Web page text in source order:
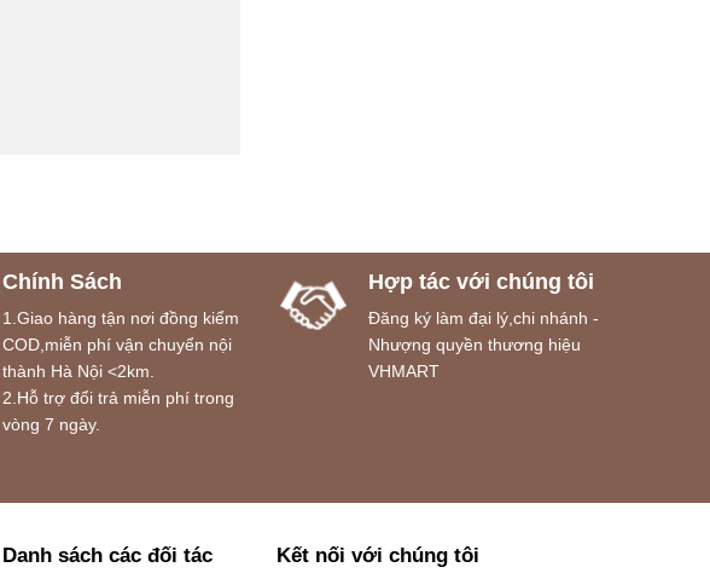
Chính Sách
1.Giao hàng tận nơi đồng kiểm
COD,miễn phí vận chuyển nội
thành Hà Nội <2km.
2.Hỗ trợ đổi trả miễn phí trong
vòng 7 ngày.
Hợp tác với chúng tôi
Đăng ký làm đại lý,chi nhánh -
Nhượng quyền thương hiệu
VHMART
Danh sách các đối tác
Kết nối với chúng tôi